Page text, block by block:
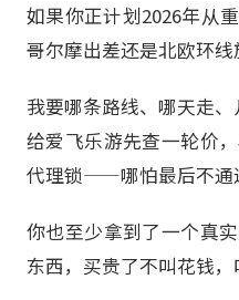
如果你正计划2026年从
哥尔摩出差还是北欧环
我要哪条路线、哪天走
给爱飞乐游先查一轮价
代理锁——哪怕最后不通
你也至少拿到了一个真
东西，买贵了不叫花钱，